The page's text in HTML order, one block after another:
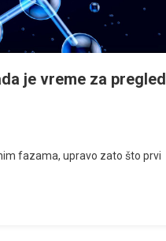
je vreme za pregled
fazama, upravo zato što prvi